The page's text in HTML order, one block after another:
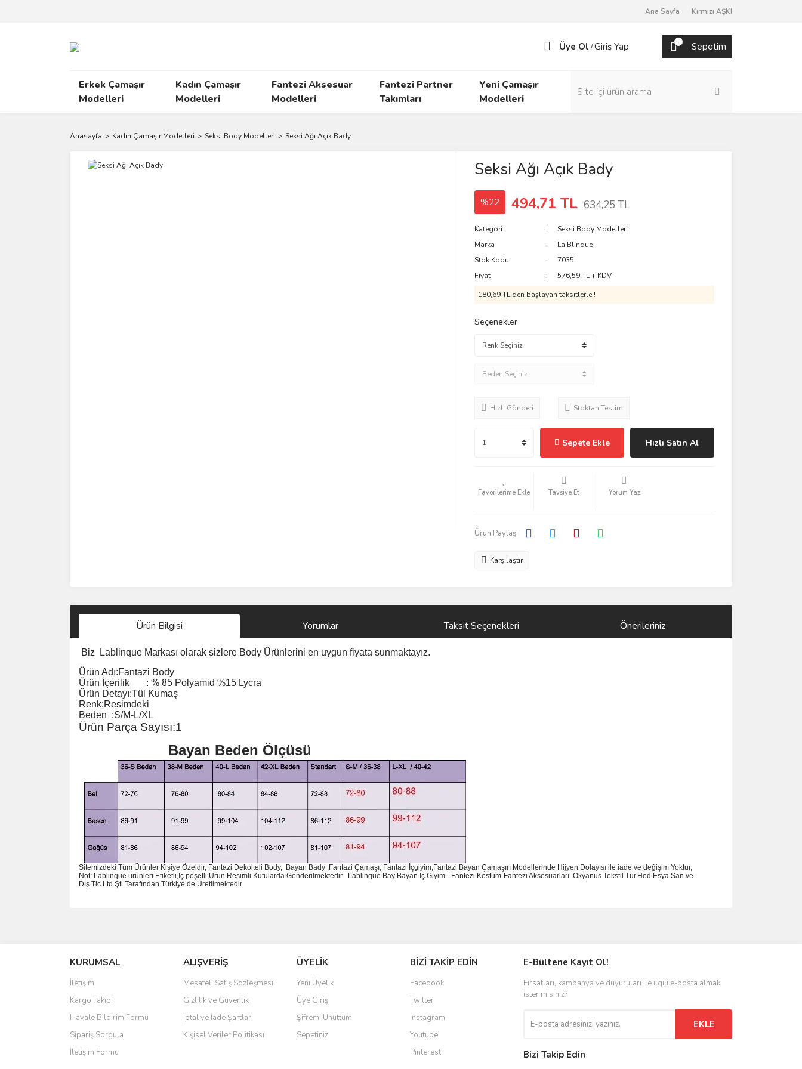
Ana Sayfa Kırmızı AŞKI
Üye Ol /Giriş Yap Sepetim
Erkek Çamaşır
Modelleri
Kadın Çamaşır
Modelleri
Fantezi Aksesuar
Modelleri
Fantezi Partner
Takımları
Yeni Çamaşır
Modelleri
Anasayfa Kadın Çamaşır Modelleri Seksi Body Modelleri Seksi Ağı Açık Bady
Seksi Ağı Açık Bady
%22 494,71 TL 634,25 TL
Kategori
Seksi Body Modelleri
Marka
La Blinque
Stok Kodu
7035
Fiyat
576,59 TL + KDV
180,69 TL den başlayan taksitlerle!!
Seçenekler
Hızlı Gönderi Stoktan Teslim
Sepete Ekle Hızlı Satın Al
Tavsiye Et Yorum Yaz
Ürün Paylaş :
Karşılaştır
Ürün Bilgisi Yorumlar Taksit Seçenekleri Önerileriniz
Biz Lablinque Markası olarak sizlere Body Ürünlerini en uygun fiyata sunmaktayız.
Ürün Adı:Fantazi Body
Ürün İçerilik : % 85 Polyamid %15 Lycra
Ürün Detayı:Tül Kumaş
Renk:Resimdeki
Beden :S/M-L/XL
Ürün Parça Sayısı:1
Bayan Beden Ölçüsü
Sitemizdeki Tüm Ürünler Kişiye Özeldir, Fantazi Dekolteli Body, Bayan Bady ,Fantazi Çamaşı, Fantazi İçgiyim,Fantazi Bayan Çamaşırı Modellerinde Hijyen Dolayısı ile iade ve değişim Yoktur,
Not: Lablinque ürünleri Etiketli,İç poşetli,Ürün Resimli Kutularda Gönderilmektedir
Lablinque Bay Bayan ç Giyim - Fantezi Kostüm-Fantezi Aksesuarları Okyanus Tekstil Tur.Hed.Esya.San ve
Dış Tic.Ltd.Şti Tarafından Türkiye de Üretilmektedir
Ürün resmi kalitesiz, bozuk veya görüntülenemiyor.
Ürün açıklamasında eksik bilgiler bulunuyor.
Ürün bilgilerinde hatalar bulunuyor.
Ürün fiyatı diğer sitelerden daha pahalı.
Bu ürüne benzer farklı alternatifler olmalı.
KURUMSAL
İletişim
Kargo Takibi
Havale Bildirim Formu
Sipariş Sorgula
İletişim Formu
ALIŞVERİŞ
Mesafeli Satış Sözleşmesi
Gizlilik ve Güvenlik
İptal ve İade Şartları
Kişisel Veriler Politikası
ÜYELİK
Yeni Üyelik
Üye Girişi
Şifremi Unuttum
Sepetiniz
BİZİ TAKİP EDİN
Facebook
Twitter
Instagram
Youtube
Pinterest
E-Bültene Kayıt Ol!
Fırsatları, kampanya ve duyuruları ile ilgili e-posta almak
ister misiniz?
EKLE
Bizi Takip Edin